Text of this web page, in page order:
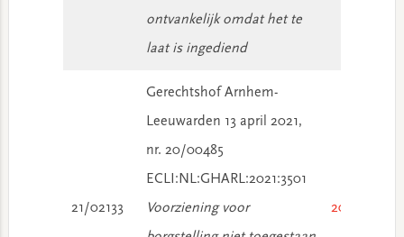
ontvankelijk omdat het te
laat is ingediend
21/02133
Gerechtshof Arnhem-
Leeuwarden 13 april 2021,
nr. 20/00485
ECLI:NL:GHARL:2021:3501
Voorziening voor
2021/1567